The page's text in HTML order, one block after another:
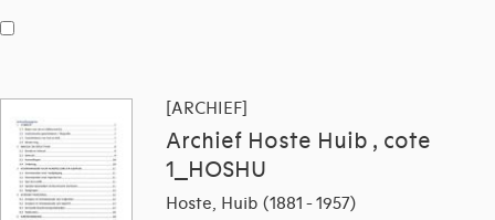
[ARCHIEF]
Archief Hoste Huib , cote
1_HOSHU
Hoste, Huib (1881 - 1957)